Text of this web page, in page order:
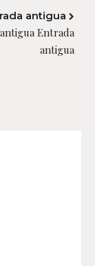
antigua
Entrada
antigua